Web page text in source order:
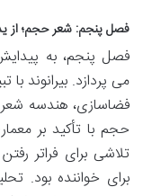
فصل پنجم: شعر حجم؛ از
فصل پنجم، به
می پردازد. بیرانوند
فضاسازی، هندسه
حجم با تأکید بر
تلاشی برای فراتر
برای خواننده بود.